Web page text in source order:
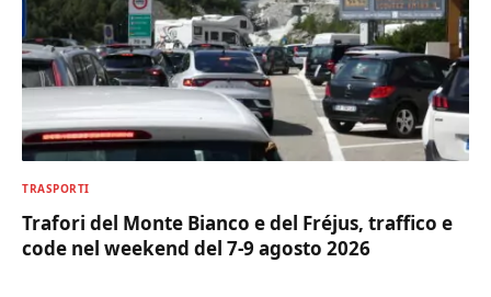
TRASPORTI
Trafori del Monte Bianco e del Fréjus, traffico e
code nel weekend del 7-9 agosto 2026